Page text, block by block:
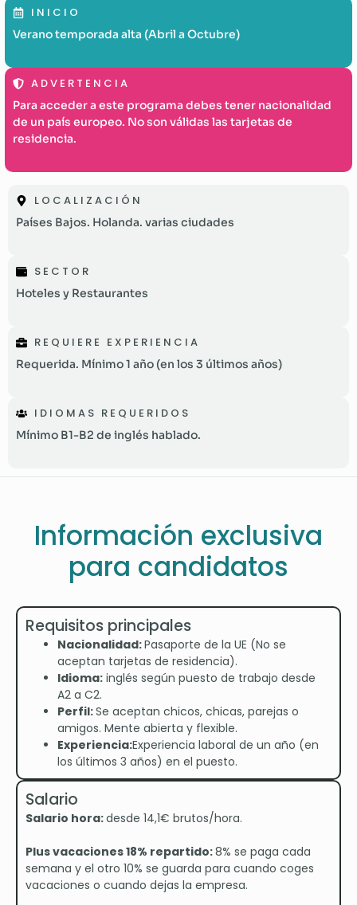
INICIO
Verano temporada alta (Abril a Octubre)
ADVERTENCIA
Para acceder a este programa debes tener nacionalidad
de un país europeo. No son válidas las tarjetas de
residencia.
LOCALIZACIÓN
Países Bajos. Holanda. varias ciudades
SECTOR
Hoteles y Restaurantes
REQUIERE EXPERIENCIA
Requerida. Mínimo 1 año (en los 3 últimos años)
IDIOMAS REQUERIDOS
Mínimo B1-B2 de inglés hablado.
Información exclusiva
para candidatos
Requisitos principales
Nacionalidad:Pasaporte de la UE (No se
aceptan tarjetas de residencia).
Idioma: inglés según puesto de trabajo desde
A2 a C2.
Perfil:Se aceptan chicos, chicas, parejas o
amigos. Mente abierta y flexible.
Experiencia:Experiencia laboral de un año (en
los últimos 3 años) en el puesto.
Salario
Salario hora:desde 14,1€ brutos/hora.
Plus vacaciones 18% repartido:8% se paga cada
semana y el otro 10% se guarda para cuando coges
vacaciones o cuando dejas la empresa.